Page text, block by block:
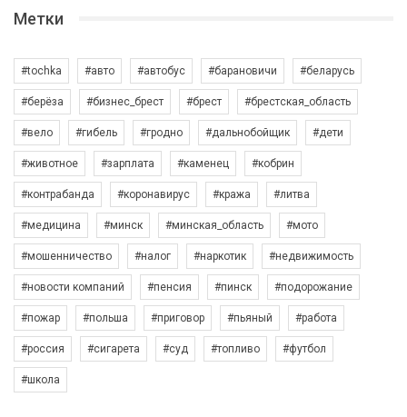
Метки
#tochka #авто #автобус #барановичи #беларусь
#берёза #бизнес_брест #брест #брестская_область
#вело #гибель #гродно #дальнобойщик #дети
#животное #зарплата #каменец #кобрин
#контрабанда #коронавирус #кража #литва
#медицина #минск #минская_область #мото
#мошенничество #налог #наркотик #недвижимость
#новости компаний #пенсия #пинск #подорожание
#пожар #польша #приговор #пьяный #работа
#россия #сигарета #суд #топливо #футбол
#школа